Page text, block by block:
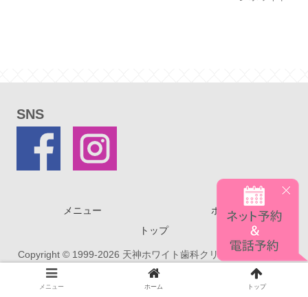
SNS
メニュー
ホーム
トップ
Copyright © 1999-2026 天神ホワイト歯科クリニック All Rights
Reserved.
メニュー ホーム トップ